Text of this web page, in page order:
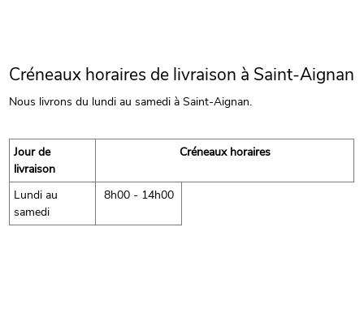
Créneaux horaires de livraison à Saint-Aignan
Nous livrons du lundi au samedi à Saint-Aignan.
Jour de
livraison
Créneaux horaires
Lundi au
samedi
8h00 - 14h00